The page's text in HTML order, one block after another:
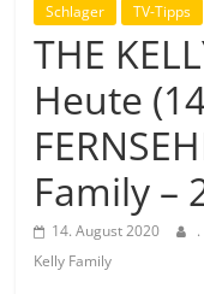
Schlager TV-Tipps
THE
Heute
Family –
14. August 2020 .
Kelly Family